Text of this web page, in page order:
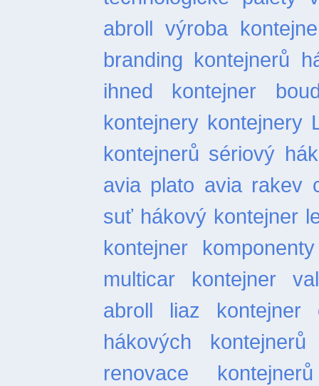
abroll výroba
branding kontejnerů
ihned
kontejner
kontejnery kontejnery
kontejnerů sériový
avia plato avia rakev
suť hákový kontejner
kontejner
multicar
kontejner
abroll
liaz kontejner
hákových kontejnerů
renovace kontejnerů